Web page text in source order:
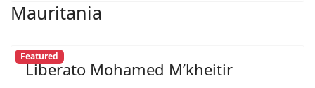
Mauritania
Featured
Liberato Mohamed M’kheitir